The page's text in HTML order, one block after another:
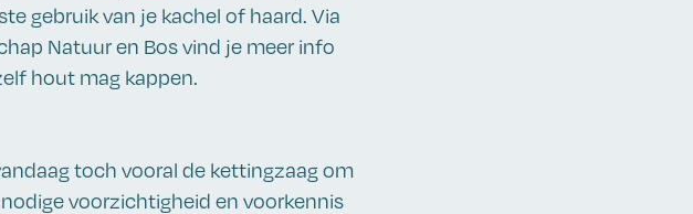
gebruik van je kachel of haard. Via
Natuur en Bos vind je meer info
hout mag kappen.
toch vooral de kettingzaag om
voorzichtigheid en voorkennis